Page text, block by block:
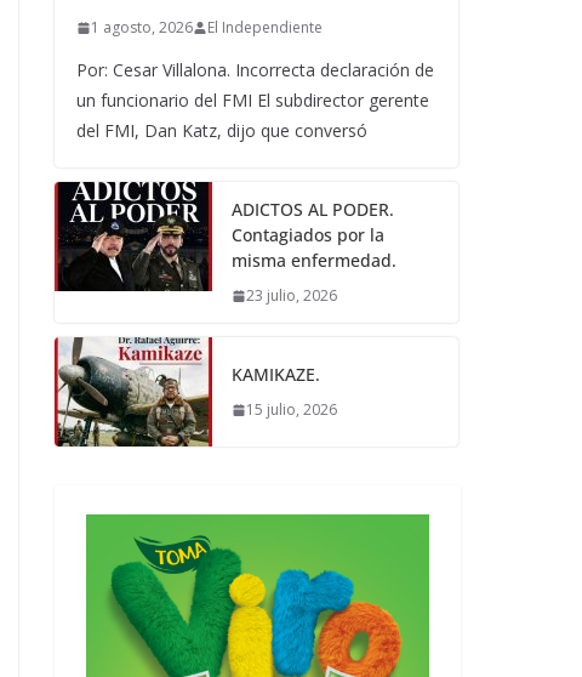
1 agosto, 2026 El Independiente
Por: Cesar Villalona. Incorrecta declaración de
un funcionario del FMI El subdirector gerente
del FMI, Dan Katz, dijo que conversó
ADICTOS AL PODER.
Contagiados por la
misma enfermedad.
23 julio, 2026
KAMIKAZE.
15 julio, 2026